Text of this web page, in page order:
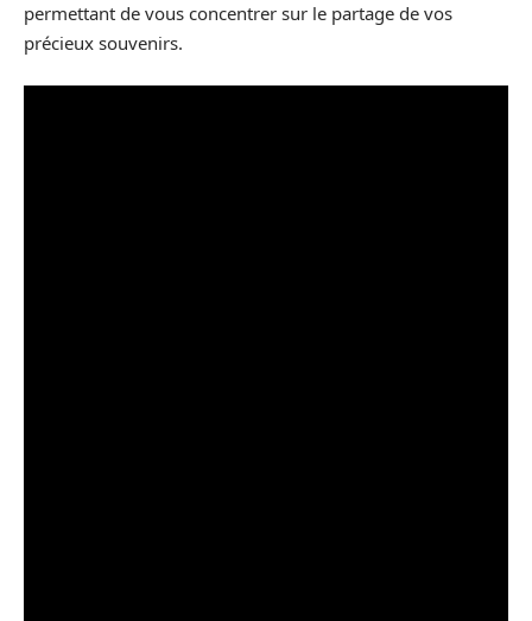
permettant de vous concentrer sur le partage de vos
précieux souvenirs.